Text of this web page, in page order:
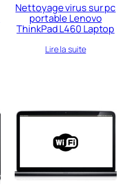
Nettoyage virus sur pc
portable Lenovo
ThinkPad L460 Laptop
Lire la suite